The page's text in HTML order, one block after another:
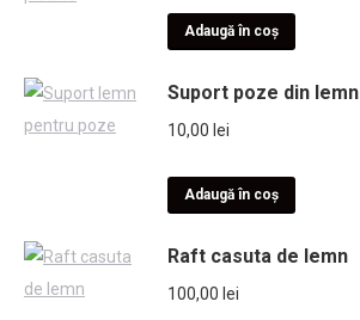
Adaugă în coș
Suport poze din lemn
10,00 lei
Adaugă în coș
Raft casuta de lemn
100,00 lei